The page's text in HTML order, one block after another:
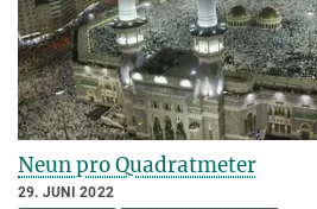
Neun pro Quadratmeter
29. JUNI 2022